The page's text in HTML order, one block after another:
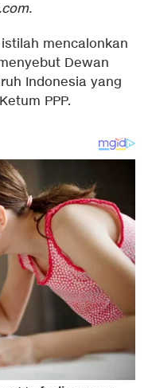
mencalonkan
Dewan
Indonesia yang
PPP.